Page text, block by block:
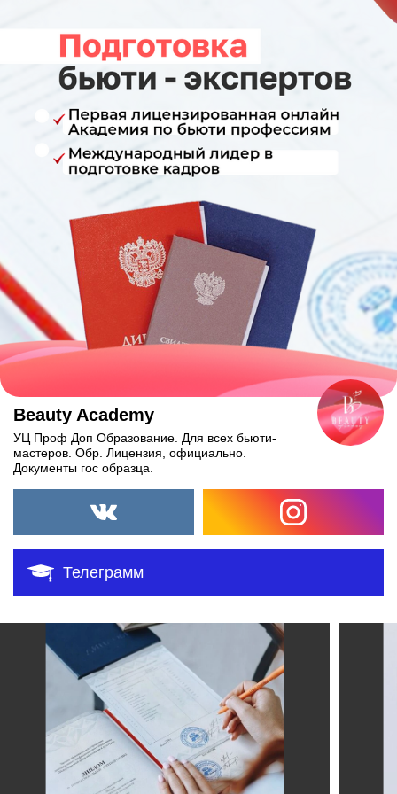
Beauty Academy
УЦ Проф Доп Образование. Для всех бьюти-
мастеров. Обр. Лицензия, официально.
Документы гос образца.
Телеграмм